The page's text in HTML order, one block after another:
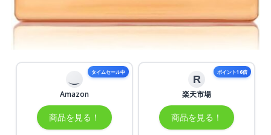
タイムセール中
Amazon
商品を見る！
ポイント16倍
R
楽天市場
商品を見る！